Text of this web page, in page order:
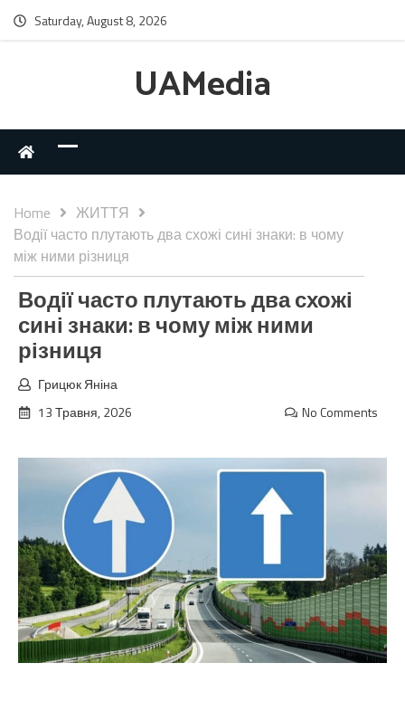
Saturday, August 8, 2026
UAMedia
Home
ЖИТТЯ
Водії часто плутають два схожі сині знаки: в чому
між ними різниця
Водії часто плутають два схожі
сині знаки: в чому між ними
різниця
Грицюк Яніна
13 Травня, 2026
No Comments